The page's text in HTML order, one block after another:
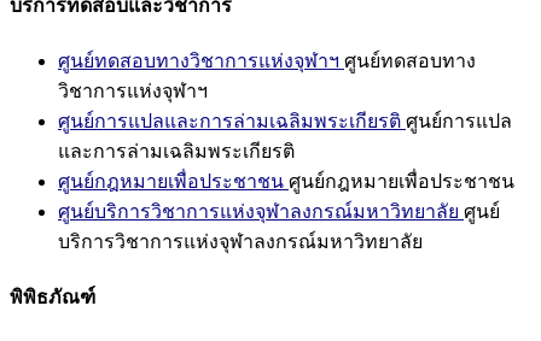
บริการทดสอบและวิชาการ
ศูนย์ทดสอบทางวิชาการแห่งจุฬาฯ ศูนย์ทดสอบทาง
วิชาการแห่งจุฬาฯ
ศูนย์การแปลและการล่ามเฉลิมพระเกียรติ ศูนย์การแปล
และการล่ามเฉลิมพระเกียรติ
ศูนย์กฎหมายเพื่อประชาชน ศูนย์กฎหมายเพื่อประชาชน
ศูนย์บริการวิชาการแห่งจุฬาลงกรณ์มหาวิทยาลัย ศูนย์
บริการวิชาการแห่งจุฬาลงกรณ์มหาวิทยาลัย
พิพิธภัณฑ์